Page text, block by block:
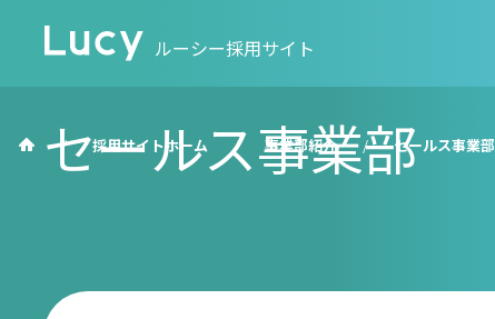
採用サイトホーム 事業部紹介 セールス事業部
セールス事業部